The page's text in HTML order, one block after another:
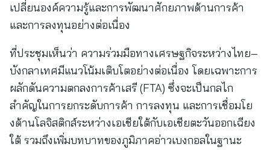
เปลี่ยนองค์ความรู้และการพัฒนาศักยภาพด้านการค้า
และการลงทุนอย่างต่อเนื่อง
ที่ประชุมเห็นว่า ความร่วมมือทางเศรษฐกิจระหว่างไทย–
บังกลาเทศมีแนวโน้มเติบโตอย่างต่อเนื่อง โดยเฉพาะการ
ผลักดันความตกลงการค้าเสรี (FTA) ซึ่งจะเป็นกลไก
สำคัญในการยกระดับการค้า การลงทุน และการเชื่อมโย
งด้านโลจิสติกส์ระหว่างเอเชียใต้กับเอเชียตะวันออกเฉียง
ใต้ รวมถึงเพิ่มบทบาทของภูมิภาคอ่าวเบงกอลในฐานะ